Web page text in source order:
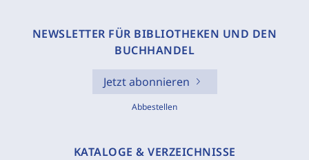
NEWSLETTER FÜR BIBLIOTHEKEN UND DEN
BUCHHANDEL
Jetzt abonnieren
Abbestellen
KATALOGE & VERZEICHNISSE